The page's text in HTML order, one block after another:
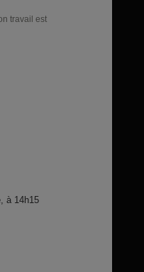
travail est
à 14h15